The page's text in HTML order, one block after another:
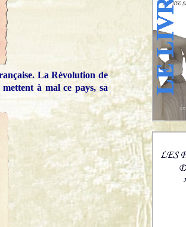
La Révolution de
à mal ce pays, sa